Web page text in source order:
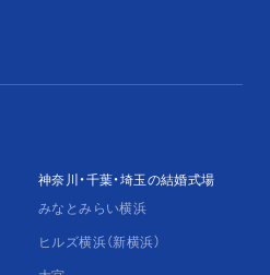
神奈川・千葉・埼玉の結婚式場
みなとみらい横浜
ヒルズ横浜（新横浜）